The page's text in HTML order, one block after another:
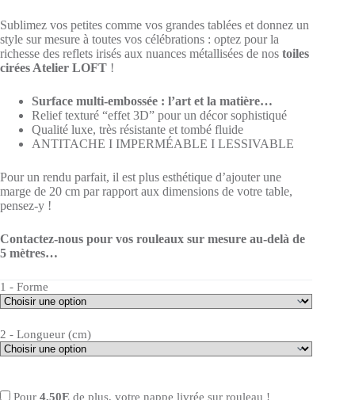
Sublimez vos petites comme vos grandes tablées et donnez un
style sur mesure à toutes vos célébrations : optez pour la
richesse des reflets irisés aux nuances métallisées de nos toiles
cirées Atelier LOFT !
Surface multi-embossée : l’art et la matière…
Relief texturé “effet 3D” pour un décor sophistiqué
Qualité luxe, très résistante et tombé fluide
ANTITACHE I IMPERMÉABLE I LESSIVABLE
Pour un rendu parfait, il est plus esthétique d’ajouter une
marge de 20 cm par rapport aux dimensions de votre table,
pensez-y !
Contactez-nous pour vos rouleaux sur mesure au-delà de
5 mètres…
1 - Forme
2 - Longueur (cm)
Pour 4,50E de plus, votre nappe livrée sur rouleau !